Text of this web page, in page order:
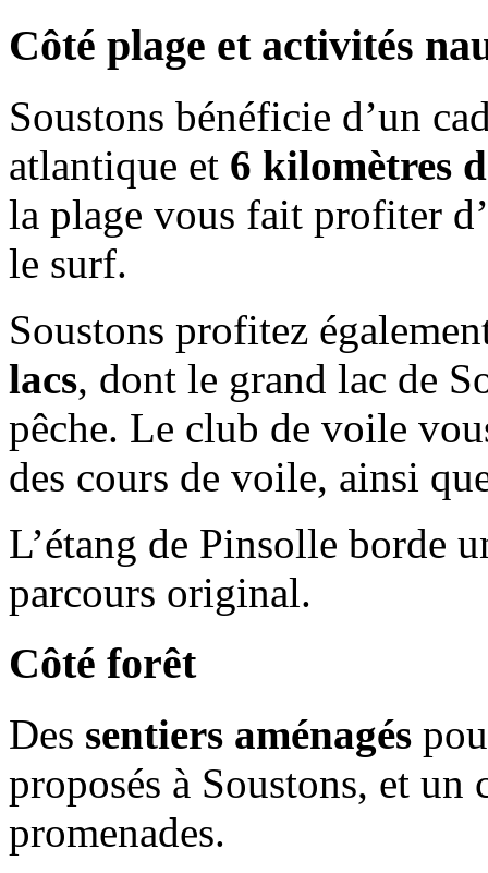
Côté plage et activités
Soustons bénéficie d’un
atlantique et 6 kilomètres
la plage vous fait profiter
le surf.
Soustons profitez
lacs, dont le grand lac de
pêche. Le club de voile
des cours de voile, ainsi
L’étang de Pinsolle borde
parcours original.
Côté forêt
Des sentiers aménagés
proposés à Soustons, et un
promenades.